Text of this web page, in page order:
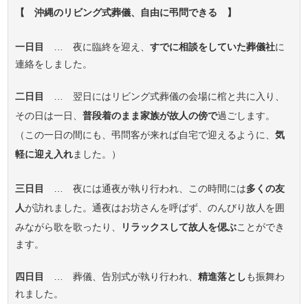
【 沖縄のリビング式葬儀、自由に弔問できる 】
一日目 … 夜に臨終を迎え、すでに相談をしていた葬儀社に
連絡をしました。
二日目
… 翌日にはリビング式葬儀の会場に棺と共に入り、
その日は一日、普段着のまま家族が故人の傍で過ごします。
（この一日の間にも、弔問客が来れば自宅で迎えるように、気
軽に迎え入れました。）
三日目 … 夜には通夜が執り行われ、この時間には多くの友
人が訪れました。通夜はお坊さんを呼ばず、のんびり故人を囲
みながら歌を歌ったり、
リラックスして故人を偲ぶことができ
ます。
四日目 … 葬儀、告別式が執り行われ、精進落としも振舞わ
れました。